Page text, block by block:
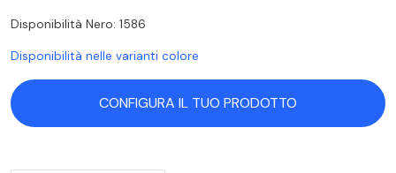
Disponibilità Nero: 1586
Disponibilità nelle varianti colore
CONFIGURA IL TUO PRODOTTO